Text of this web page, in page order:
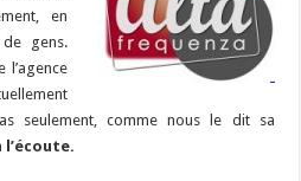
en
gens.
l’agence
seulement, comme nous le dit sa
l’écoute.